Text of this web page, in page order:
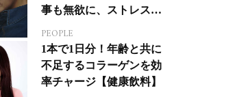
事も無欲に、ストレスを
PEOPLE
1本で1日分！年齢と共に
不足するコラーゲンを効
率チャージ【健康飲料】